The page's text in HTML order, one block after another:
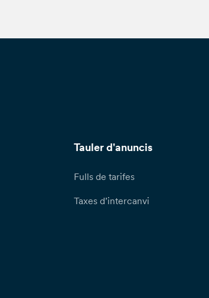
Tauler d'anuncis
Fulls de tarifes
Taxes d’intercanvi